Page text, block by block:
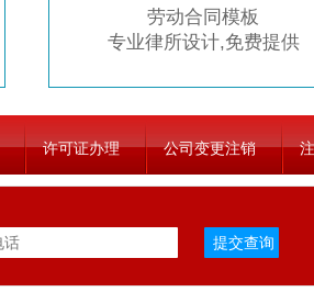
劳动合同模板
专业律所设计,免费提供
许可证办理 公司变更注销